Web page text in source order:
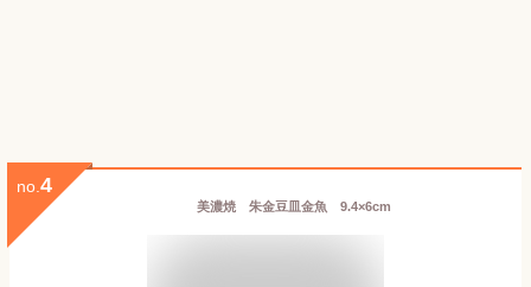
no. 4
美濃焼 朱金豆皿金魚 9.4×6cm